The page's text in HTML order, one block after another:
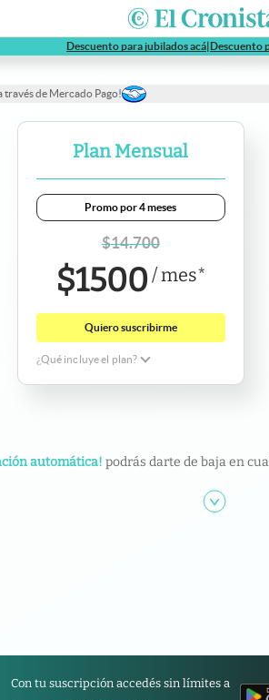
Descuento para jubilados acáabre en
|Descuento
través de Mercado Pago!
Plan Mensual
Promo por 4 meses
$14.700
$1500/mes*
Quiero suscribirme
¿Qué incluye el plan?
automática! podrás darte de baja en
Con tu suscripción accedés sin límites a